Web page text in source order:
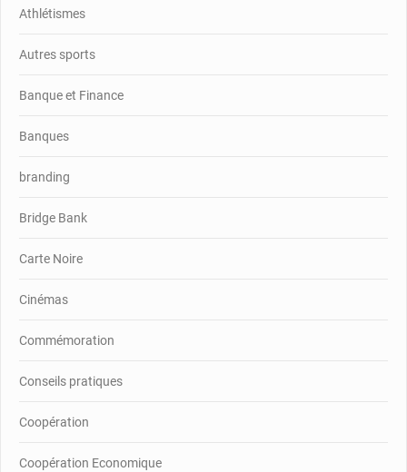
Athlétismes
Autres sports
Banque et Finance
Banques
branding
Bridge Bank
Carte Noire
Cinémas
Commémoration
Conseils pratiques
Coopération
Coopération Economique